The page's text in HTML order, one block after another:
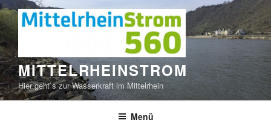
Zum
Inhalt
springen
MITTELRHEINSTROM
Hier geht`s zur Wasserkraft im Mittelrhein
Menü